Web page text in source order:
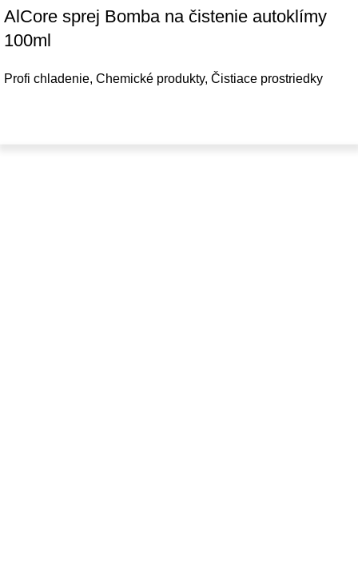
AlCore sprej Bomba na čistenie autoklímy
100ml
Profi chladenie, Chemické produkty, Čistiace prostriedky